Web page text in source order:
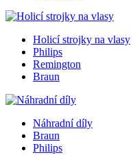
Holicí strojky na vlasy
Philips
Remington
Braun
Náhradní díly
Braun
Philips